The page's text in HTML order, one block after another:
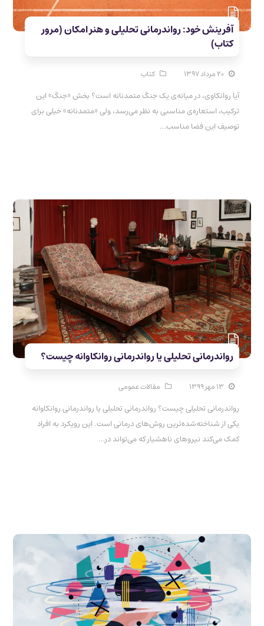
آفرینش خود: رواندرمانی تحلیلی و هنر امکان (مرور
کتاب)
۲۰ مرداد ۱۳۹۷ کتاب
آیا روانکاوی، در میانه‌ی یک جنگ متمدنانه است؟ بخش «جنگ» این
ترکیب، استعاره‌ی مناسبی به نظر می‌رسد، ولی «متمدنانه» خیلی برای
توصیف این فضا مناسب…
رواندرمانی تحلیلی یا رواندرمانی روانکاوانه چیست؟
۱۳ مهر ۱۳۹۹ مقالات عمومی
رواندرمانی تحلیلی چیست؟ رواندرمانی تحلیلی یا رواندرمانی روانکاوانه
یکی از شناخته‌شده‌ترین روش‌های درمانی است. این رویکرد به افراد
کمک می‌کند نیروهای ناهشیار که می‌تواند در…